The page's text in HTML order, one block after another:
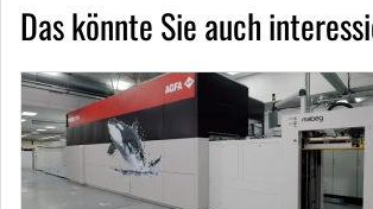
Das könnte Sie auch